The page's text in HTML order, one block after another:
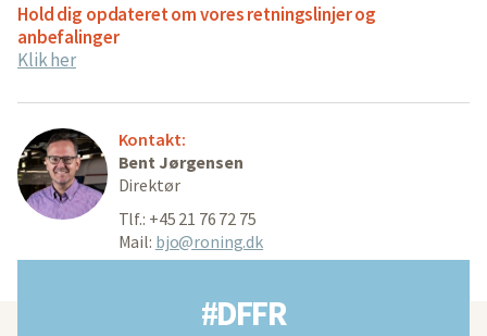
Hold dig opdateret om vores retningslinjer og
anbefalinger
Klik her
Kontakt:
Bent Jørgensen
Direktør
Tlf.: +45 21 76 72 75
Mail: bjo@roning.dk
#DFFR